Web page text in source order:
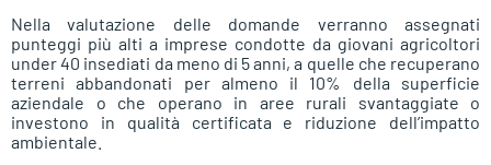
Nella valutazione delle domande verranno assegnati
punteggi più alti a imprese condotte da giovani agricoltori
under 40 insediati da meno di 5 anni, a quelle che recuperano
terreni abbandonati per almeno il 10% della superficie
aziendale o che operano in aree rurali svantaggiate o
investono in qualità certificata e riduzione dell’impatto
ambientale.